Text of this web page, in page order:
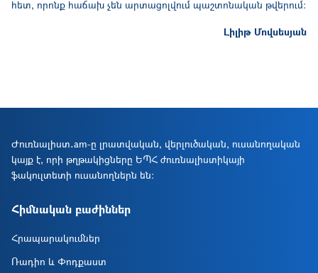
հետ, որոնք հաճախ չեն արտացոլվում պաշտոնական թվերում։
Լիլիթ Մովսեսյան
Ժուռնալիստ․am-ը լրատվական, վերլուծական, ուսանողական
կայք է, որի թղթակիցները ԵՊՀ ժուռնալիստիկայի
ֆակուլտետի ուսանողներն են։
Հիմնական բաժիններ
Հրապարակումներ
Ռադիո և Փոդքաստ